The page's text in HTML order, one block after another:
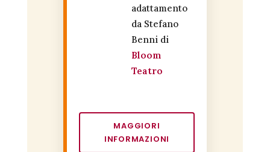
adattamento
da Stefano
Benni di
Bloom
Teatro
MAGGIORI
INFORMAZIONI